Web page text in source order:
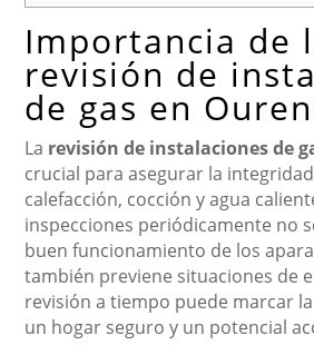
Importancia de
revisión de
de gas en
La revisión de instalaciones de
crucial para asegurar la
calefacción, cocción y agua
inspecciones periódicamente no
buen funcionamiento de los
también previene situaciones de
revisión a tiempo puede marcar
un hogar seguro y un potencial